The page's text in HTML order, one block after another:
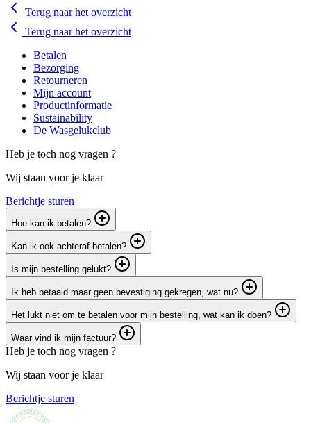
Terug naar het overzicht
Terug naar het overzicht
Betalen
Bezorging
Retourneren
Mijn account
Productinformatie
Sustainability
De Wasgelukclub
Heb je toch nog vragen ?
Wij staan voor je klaar
Berichtje sturen
Hoe kan ik betalen?
Kan ik ook achteraf betalen?
Is mijn bestelling gelukt?
Ik heb betaald maar geen bevestiging gekregen, wat nu?
Het lukt niet om te betalen voor mijn bestelling, wat kan ik doen?
Waar vind ik mijn factuur?
Heb je toch nog vragen ?
Wij staan voor je klaar
Berichtje sturen